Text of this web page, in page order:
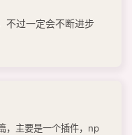
不过一定会不断进步
主要是一个插件，np